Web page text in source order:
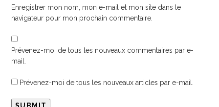
Enregistrer mon nom, mon e-mail et mon site dans le
navigateur pour mon prochain commentaire.
Prévenez-moi de tous les nouveaux commentaires par e-
mail.
Prévenez-moi de tous les nouveaux articles par e-mail.